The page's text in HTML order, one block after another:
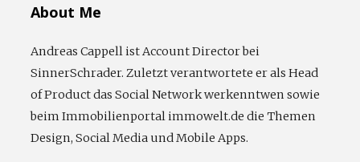
About Me
Andreas Cappell ist Account Director bei
SinnerSchrader. Zuletzt verantwortete er als Head
of Product das Social Network werkenntwen sowie
beim Immobilienportal immowelt.de die Themen
Design, Social Media und Mobile Apps.